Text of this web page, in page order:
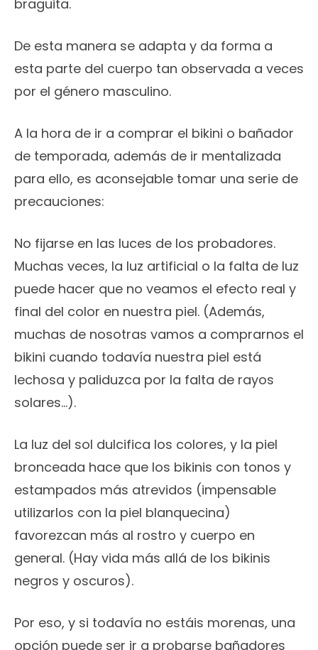
braguita.
De esta manera se adapta y da forma a
esta parte del cuerpo tan observada a veces
por el género masculino.
A la hora de ir a comprar el bikini o bañador
de temporada, además de ir mentalizada
para ello, es aconsejable tomar una serie de
precauciones:
No fijarse en las luces de los probadores.
Muchas veces, la luz artificial o la falta de luz
puede hacer que no veamos el efecto real y
final del color en nuestra piel. (Además,
muchas de nosotras vamos a comprarnos el
bikini cuando todavía nuestra piel está
lechosa y paliduzca por la falta de rayos
solares…).
La luz del sol dulcifica los colores, y la piel
bronceada hace que los bikinis con tonos y
estampados más atrevidos (impensable
utilizarlos con la piel blanquecina)
favorezcan más al rostro y cuerpo en
general. (Hay vida más allá de los bikinis
negros y oscuros).
Por eso, y si todavía no estáis morenas, una
opción puede ser ir a probarse bañadores